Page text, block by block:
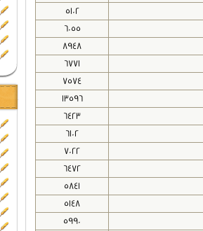
5102
6055
8948
6771
7574
13596
6423
6102
7022
6472
5841
5148
5990